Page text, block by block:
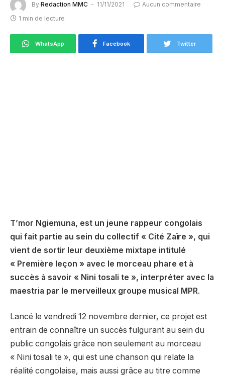
By Redaction MMC 11/11/2021
Aucun commentaire
1 min de lecture
WhatsApp Facebook Twitter
T’mor Ngiemuna, est un jeune rappeur congolais
qui fait partie au sein du collectif « Cité Zaïre », qui
vient de sortir leur deuxième mixtape intitulé
« Première leçon » avec le morceau phare et à
succès à savoir « Nini tosali te », interpréter avec la
maestria par le merveilleux groupe musical MPR.
Lancé le vendredi 12 novembre dernier, ce projet est
entrain de connaître un succès fulgurant au sein du
public congolais grâce non seulement au morceau
« Nini tosali te », qui est une chanson qui relate la
réalité congolaise, mais aussi grâce au titre comme